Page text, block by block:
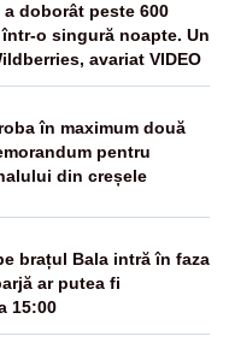
doborât peste 600
o singură noapte. Un
avariat VIDEO
în maximum două
pentru
din creșele
brațul Bala intră în faza
ar putea fi
15:00